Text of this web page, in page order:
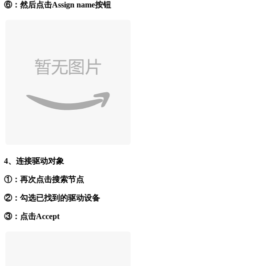
⑥：然后点击Assign name按钮
4、连接驱动对象
①：再次点击搜索节点
②：勾选已找到的驱动设备
③：点击Accept